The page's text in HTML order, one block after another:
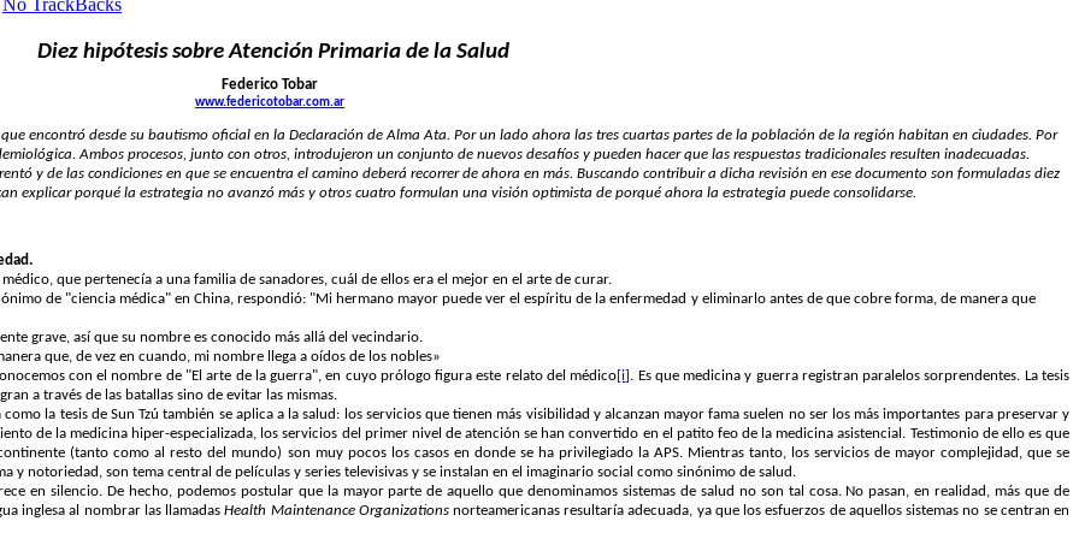
Diez hipótesis sobre Atención Primaria de la Salud
Federico Tobar
www.federicotobar.com.ar
encontró desde su bautismo oficial en la Declaración de Alma Ata. Por un lado ahora las tres cuartas partes de la población de la región habitan en ciudades. Por
Ambos procesos, junto con otros, introdujeron un conjunto de nuevos desafíos y pueden hacer que las respuestas tradicionales resulten inadecuadas.
y de las condiciones en que se encuentra el camino deberá recorrer de ahora en más. Buscando contribuir a dicha revisión en ese documento son formuladas diez
explicar porqué la estrategia no avanzó más y otros cuatro formulan una visión optimista de porqué ahora la estrategia puede consolidarse.
que pertenecía a una familia de sanadores, cuál de ellos era el mejor en el arte de curar.
de "ciencia médica" en China, respondió: "Mi hermano mayor puede ver el espíritu de la enfermedad y eliminarlo antes de que cobre forma, de manera que
grave, así que su nombre es conocido más allá del vecindario.
que, de vez en cuando, mi nombre llega a oídos de los nobles»
con el nombre de "El arte de la guerra", en cuyo prólogo figura este relato del médico[i] . Es que medicina y guerra registran paralelos sorprendentes. La tesis
a través de las batallas sino de evitar las mismas.
la tesis de Sun Tzú también se aplica a la salud: los servicios que tienen más visibilidad y alcanzan mayor fama suelen no ser los más importantes para preservar y
de la medicina hiper-especializada, los servicios del primer nivel de atención se han convertido en el patito feo de la medicina asistencial. Testimonio de ello es que
(tanto como al resto del mundo) son muy pocos los casos en donde se ha privilegiado la APS. Mientras tanto, los servicios de mayor complejidad, que se
y notoriedad, son tema central de películas y series televisivas y se instalan en el imaginario social como sinónimo de salud.
en silencio. De hecho, podemos postular que la mayor parte de aquello que denominamos sistemas de salud no son tal cosa. No pasan, en realidad, más que de
inglesa al nombrar las llamadasHealth Maintenance Organizationsnorteamericanas resultaría adecuada, ya que los esfuerzos de aquellos sistemas no se centran en